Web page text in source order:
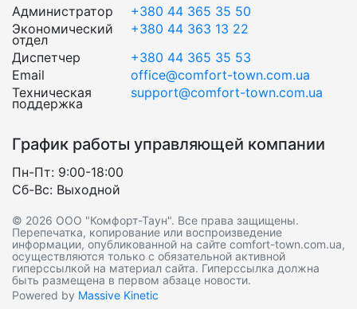
Администратор
+380 44 365 35 50
Экономический
отдел
+380 44 363 13 22
Диспетчер
+380 44 365 35 53
Email
office@comfort-town.com.ua
Техническая
поддержка
support@comfort-town.com.ua
График работы управляющей компании
Пн-Пт: 9:00-18:00
Сб-Вс: Выходной
© 2026 ООО "Комфорт-Таун". Все права защищены.
Перепечатка, копирование или воспроизведение
информации, опубликованной на сайте comfort-town.com.ua,
осуществляются только с обязательной активной
гиперссылкой на материал сайта. Гиперссылка должна
быть размещена в первом абзаце новости.
Powered by Massive Kinetic